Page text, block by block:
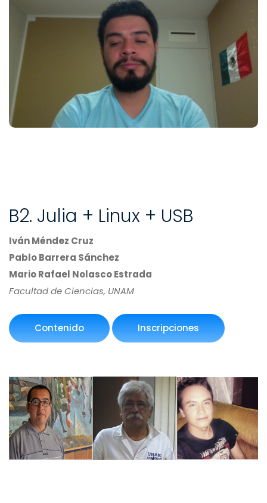
B2. Julia + Linux + USB
Iván Méndez Cruz
Pablo Barrera Sánchez
Mario Rafael Nolasco Estrada
Facultad de Ciencias, UNAM
Contenido Inscripciones